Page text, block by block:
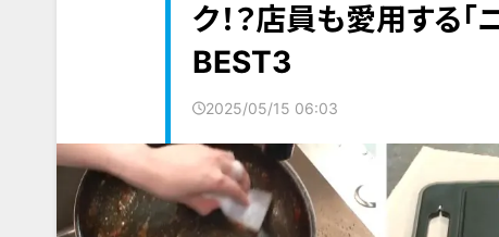
ク！？店員も愛用する
BEST3
2025/05/15 06:03